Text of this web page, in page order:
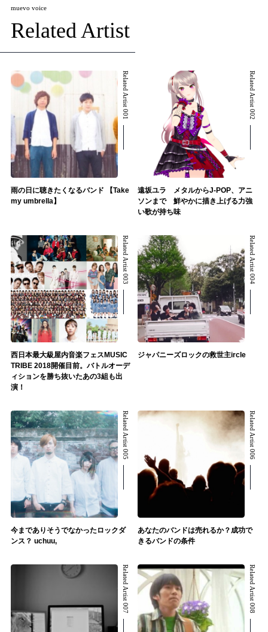
muevo voice
Related Artist
Related Artist 001
雨の日に聴きたくなるバンド 【Take
my umbrella】
Related Artist 002
遠坂ユラ メタルからJ-POP、アニ
ソンまで 鮮やかに描き上げる力強
い歌が持ち味
Related Artist 003
西日本最大級屋内音楽フェスMUSIC
TRIBE 2018開催目前。バトルオーデ
ィションを勝ち抜いたあの3組も出
演！
Related Artist 004
ジャパニーズロックの救世主ircle
Related Artist 005
今までありそうでなかったロックダ
ンス？ uchuu,
Related Artist 006
あなたのバンドは売れるか？成功で
きるバンドの条件
Related Artist 007 Related Artist 008